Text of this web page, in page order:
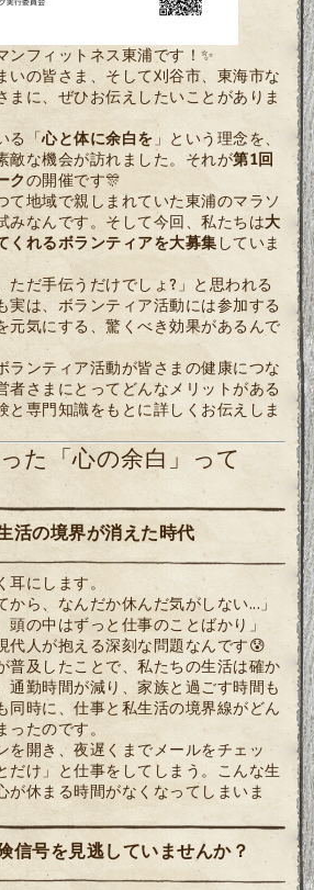
ンフィットネス東浦です！✨
いの皆さま、そして刈谷市、東海市な
まに、ぜひお伝えしたいことがありま
る「心と体に余白を 」という理念を、
敵な機会が訪れました。それが第1回
クの開催です🎊
て地域で親しまれていた東浦のマラソ
みなんです。そして今回、私たちは大
くれるボランティアを大募集 していま
ただ手伝うだけでしょ?」と思われる
実は、ボランティア活動には参加する
元気にする、驚くべき効果があるんで
ランティア活動が皆さまの健康につな
者さまにとってどんなメリットがある
と専門知識をもとに詳しくお伝えしま
た「心の余白」って
活の境界が消えた時代
にします。
から、なんだか休んだ気がしない...」
頭の中はずっと仕事のことばかり」
代人が抱える深刻な問題なんです😰
普及したことで、私たちの生活は確か
通勤時間が減り、家族と過ごす時間も
同時に、仕事と私生活の境界線がどん
ったのです。
を開き、夜遅くまでメールをチェッ
だけ」と仕事をしてしまう。こんな生
が休まる時間がなくなってしまいま
信号を見逃していませんか？